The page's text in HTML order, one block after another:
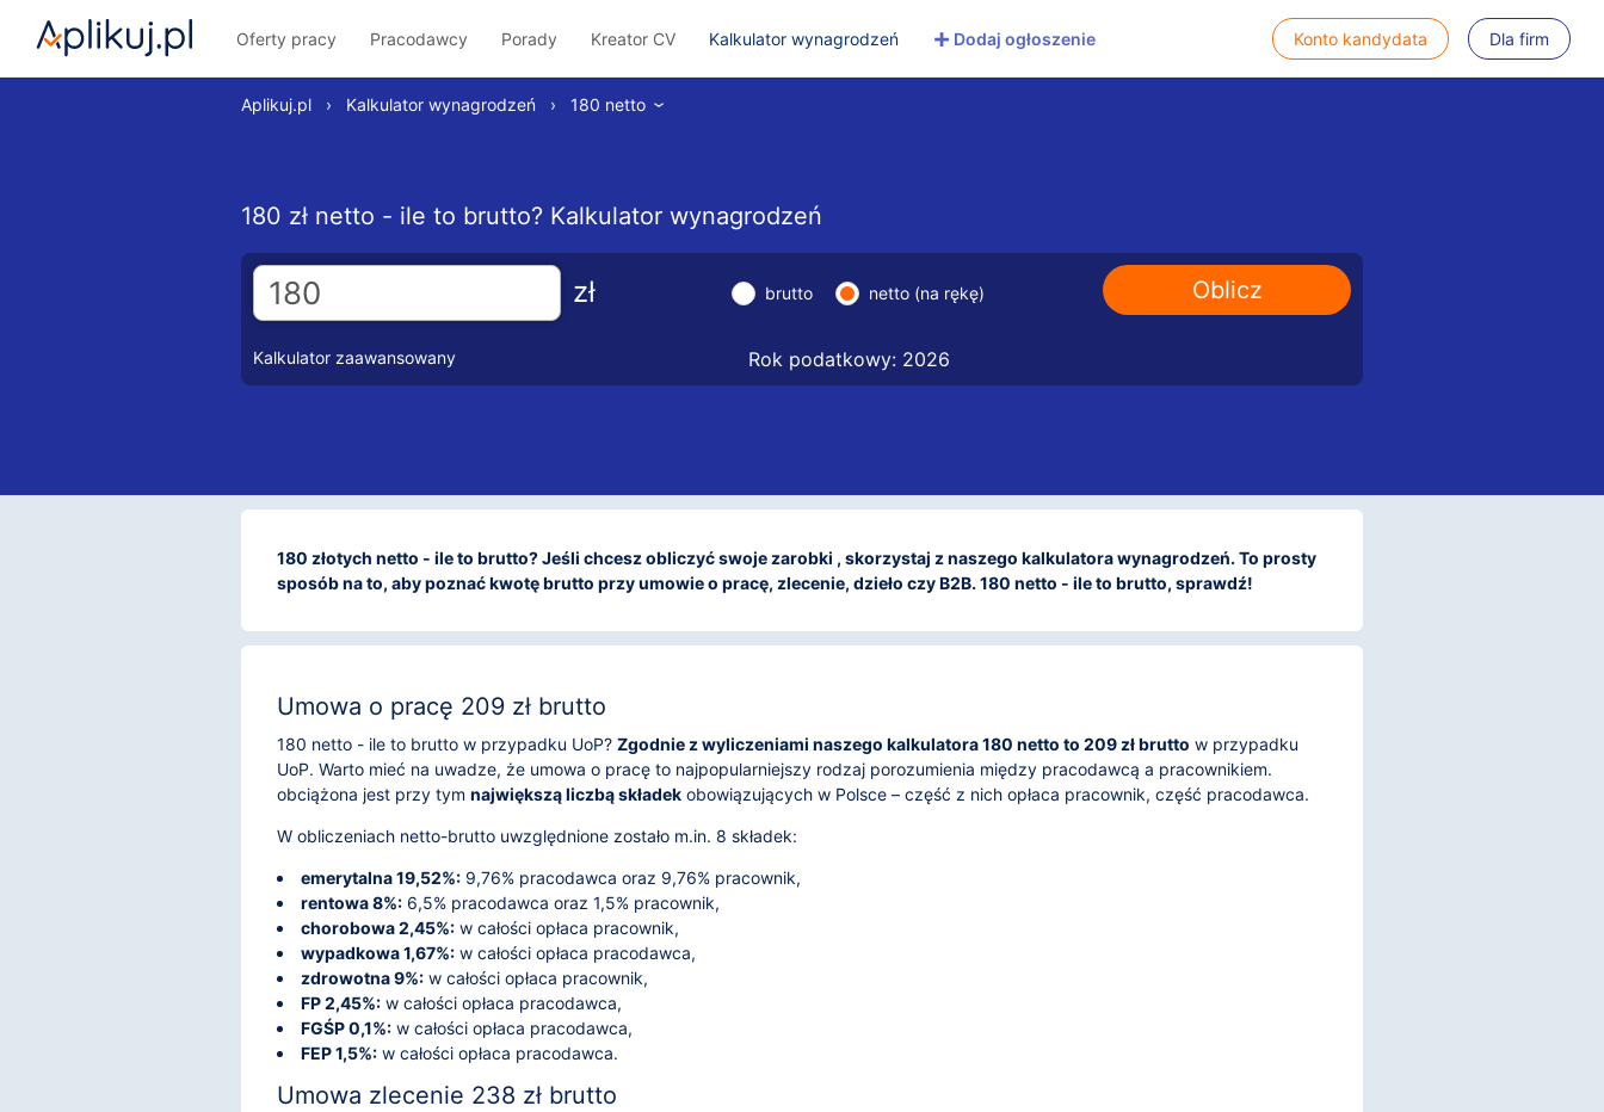
Oferty pracy Pracodawcy Porady Kreator CV Kalkulator wynagrodzeń + Dodaj ogłoszenie Konto kandydata Dla firm
Aplikuj.pl › Kalkulator wynagrodzeń › 180 netto ›
180 zł netto - ile to brutto? Kalkulator wynagrodzeń
zł brutto netto (na rękę)
Kalkulator zaawansowany Rok podatkowy: 2026
180 złotych netto - ile to brutto? Jeśli chcesz obliczyć swoje zarobki , skorzystaj z naszego kalkulatora wynagrodzeń. To prosty
sposób na to, aby poznać kwotę brutto przy umowie o pracę, zlecenie, dzieło czy B2B. 180 netto - ile to brutto, sprawdź!
Umowa o pracę 209 zł brutto
180 netto - ile to brutto w przypadku UoP? Zgodnie z wyliczeniami naszego kalkulatora 180 netto to 209 zł brutto w przypadku
UoP. Warto mieć na uwadze, że umowa o pracę to najpopularniejszy rodzaj porozumienia między pracodawcą a pracownikiem.
obciążona jest przy tym największą liczbą składek obowiązujących w Polsce – część z nich opłaca pracownik, część pracodawca.
W obliczeniach netto-brutto uwzględnione zostało m.in. 8 składek:
emerytalna 19,52%: 9,76% pracodawca oraz 9,76% pracownik,
rentowa 8%: 6,5% pracodawca oraz 1,5% pracownik,
chorobowa 2,45%: w całości opłaca pracownik,
wypadkowa 1,67%: w całości opłaca pracodawca,
zdrowotna 9%: w całości opłaca pracownik,
FP 2,45%: w całości opłaca pracodawca,
FGŚP 0,1%: w całości opłaca pracodawca,
FEP 1,5%: w całości opłaca pracodawca.
Umowa zlecenie 238 zł brutto